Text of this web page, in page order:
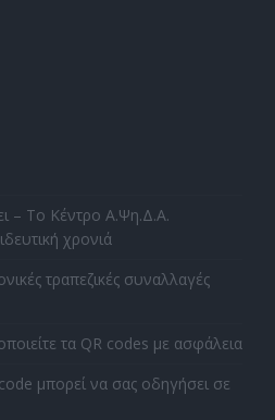
– Το Κέντρο Α.Ψη.Δ.Α.
χρονιά
τραπεζικές συναλλαγές
τα QR codes με ασφάλεια
μπορεί να σας οδηγήσει σε